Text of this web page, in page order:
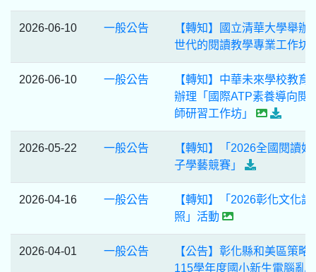
2026-06-10 一般公告
【轉知】國立清華大學舉辦
世代的閱讀教學專業工作坊
2026-06-10 一般公告
【轉知】中華未來學校教育
辦理「國際ATP素養導向閱
師研習工作坊」
2026-05-22 一般公告
【轉知】「2026全國閱讀好
子學藝競賽」
2026-04-16 一般公告
【轉知】「2026彰化文化護
照」活動
2026-04-01 一般公告
【公告】彰化縣和美區策略
115學年度國小新生電腦亂